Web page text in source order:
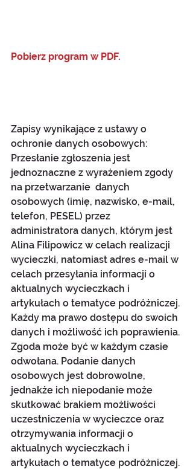
Pobierz program w PDF.
Zapisy wynikające z ustawy o
ochronie danych osobowych:
Przesłanie zgłoszenia jest
jednoznaczne z wyrażeniem zgody
na przetwarzanie  danych
osobowych (imię, nazwisko, e-mail,
telefon, PESEL) przez
administratora danych, którym jest
Alina Filipowicz w celach realizacji
wycieczki, natomiast adres e-mail w
celach przesyłania informacji o
aktualnych wycieczkach i
artykułach o tematyce podróżniczej.
Każdy ma prawo dostępu do swoich
danych i możliwość ich poprawienia.
Zgoda może być w każdym czasie
odwołana. Podanie danych
osobowych jest dobrowolne,
jednakże ich niepodanie może
skutkować brakiem możliwości
uczestniczenia w wycieczce oraz
otrzymywania informacji o
aktualnych wycieczkach i
artykułach o tematyce podróżniczej.